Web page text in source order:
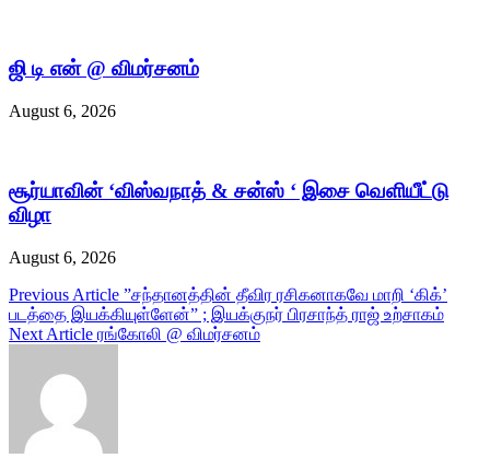
ஜி டி என் @ விமர்சனம்
August 6, 2026
சூர்யாவின் ‘விஸ்வநாத் & சன்ஸ் ‘ இசை வெளியீட்டு
விழா
August 6, 2026
Post
navigation
Previous Article ”சந்தானத்தின் தீவிர ரசிகனாகவே மாறி ‘கிக்’
படத்தை இயக்கியுள்ளேன்” ; இயக்குநர் பிரசாந்த் ராஜ் உற்சாகம்
Next Article ரங்கோலி @ விமர்சனம்